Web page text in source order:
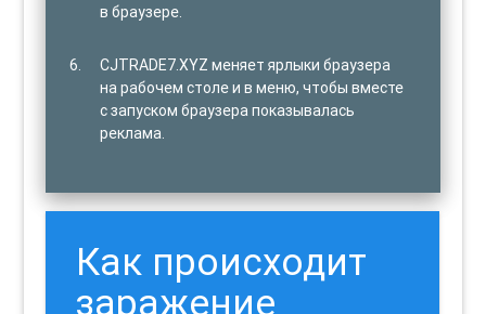
в браузере.
CJTRADE7.XYZ меняет ярлыки браузера
на рабочем столе и в меню, чтобы вместе
с запуском браузера показывалась
реклама.
Как происходит
заражение